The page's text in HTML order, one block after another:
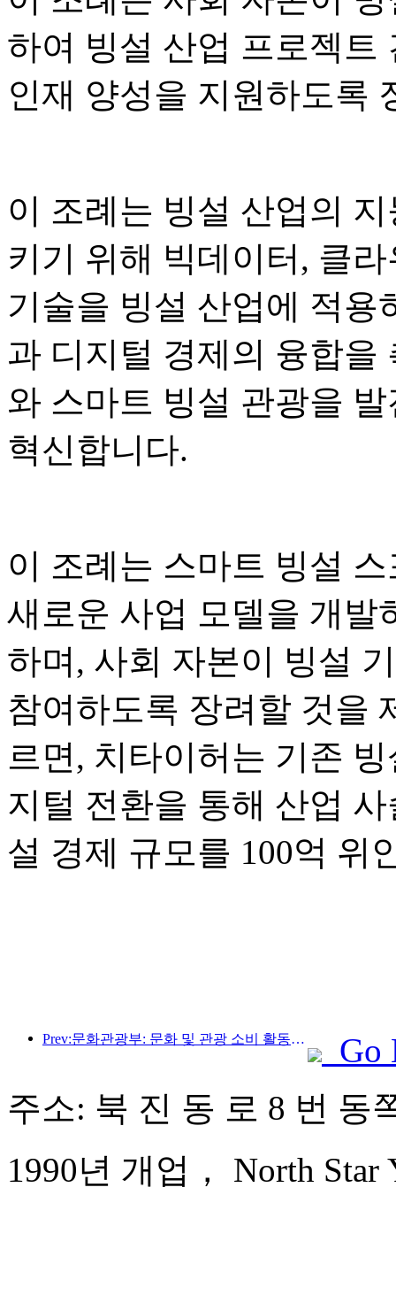
하여 빙설 산업 프로젝트
인재 양성을 지원하도록
이 조례는 빙설 산업의
키기 위해 빅데이터, 클
기술을 빙설 산업에 적용
과 디지털 경제의 융합을
와 스마트 빙설 관광을
혁신합니다.
이 조례는 스마트 빙설
새로운 사업 모델을 개발
하며, 사회 자본이 빙설
참여하도록 장려할 것을
르면, 치타이허는 기존
지털 전환을 통해 산업
설 경제 규모를 100억 위
Prev:문화관광부: 문화 및 관광 소비 활동과 여행을 안내하기 위해 수요와 공급 모두에 초점을 맞춥니다.
Go
주소: 북 진 동 로 8 번 동
1990년 개업， North Star